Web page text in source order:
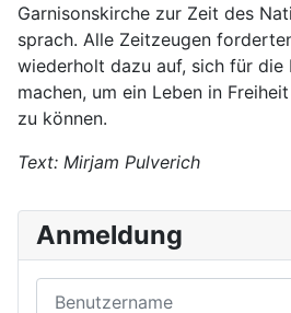
Anmeldung
Garnisonskirche zur Zeit des
sprach. Alle Zeitzeugen
wiederholt dazu auf, sich für die
machen, um ein Leben in
zu können.
Text: Mirjam Pulverich